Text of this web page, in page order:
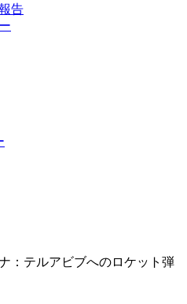
告
：テルアビブへのロケット弾